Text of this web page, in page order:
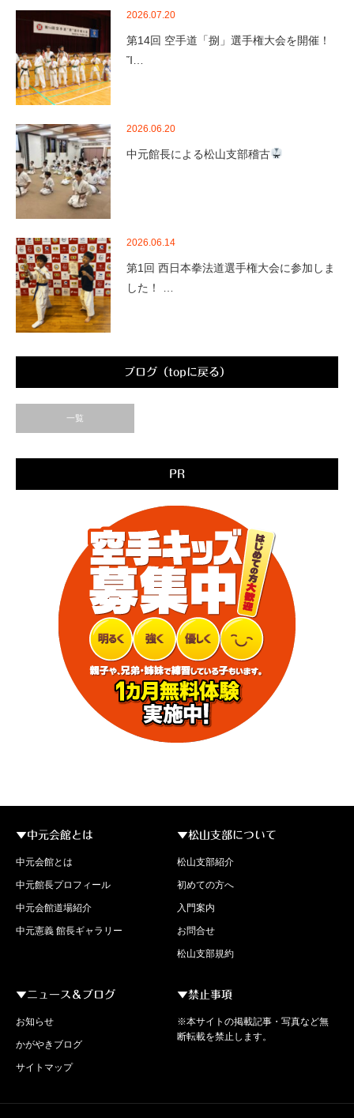
2026.07.20
第14回 空手道「捌」選手権大会を開催！
Ἴ…
2026.06.20
中元館長による松山支部稽古
2026.06.14
第1回 西日本拳法道選手権大会に参加しま
した！ …
ブログ（topに戻る）
一覧
PR
▼中元会館とは
中元会館とは
中元館長プロフィール
中元会館道場紹介
中元憲義 館長ギャラリー
▼松山支部について
松山支部紹介
初めての方へ
入門案内
お問合せ
松山支部規約
▼ニュース＆ブログ
お知らせ
かがやきブログ
サイトマップ
▼禁止事項
※本サイトの掲載記事・写真など無
断転載を禁止します。